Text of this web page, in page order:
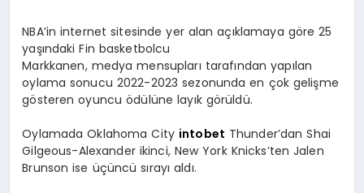
NBA’in internet sitesinde yer alan açıklamaya göre 25
yaşındaki Fin basketbolcu
Markkanen, medya mensupları tarafından yapılan
oylama sonucu 2022-2023 sezonunda en çok gelişme
gösteren oyuncu ödülüne layık görüldü.
Oylamada Oklahoma City intobet Thunder’dan Shai
Gilgeous-Alexander ikinci, New York Knicks’ten Jalen
Brunson ise üçüncü sırayı aldı.